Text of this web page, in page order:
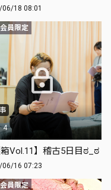
18 08:01
員限定
4
箱Vol.11】稽古5日目ಠ_ಠ
06/16 07:23
員限定